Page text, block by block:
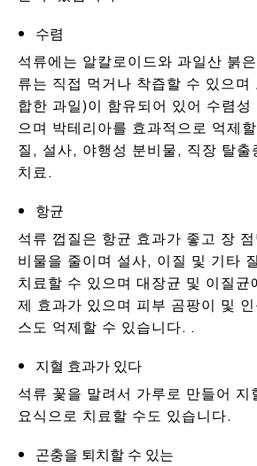
수렴
석류에는 알칼로이드와 과일산 붉
류는 직접 먹거나 착즙할 수 있으며
합한 과일)이 함유되어 있어 수렴성
으며 박테리아를 효과적으로 억제
질, 설사, 야행성 분비물, 직장 탈출
치료.
항균
석류 껍질은 항균 효과가 좋고 장
비물을 줄이며 설사, 이질 및 기타
치료할 수 있으며 대장균 및 이질균
제 효과가 있으며 피부 곰팡이 및
스도 억제할 수 있습니다. .
지혈 효과가 있다
석류 꽃을 말려서 가루로 만들어 지
요식으로 치료할 수도 있습니다.
곤충을 퇴치할 수 있는